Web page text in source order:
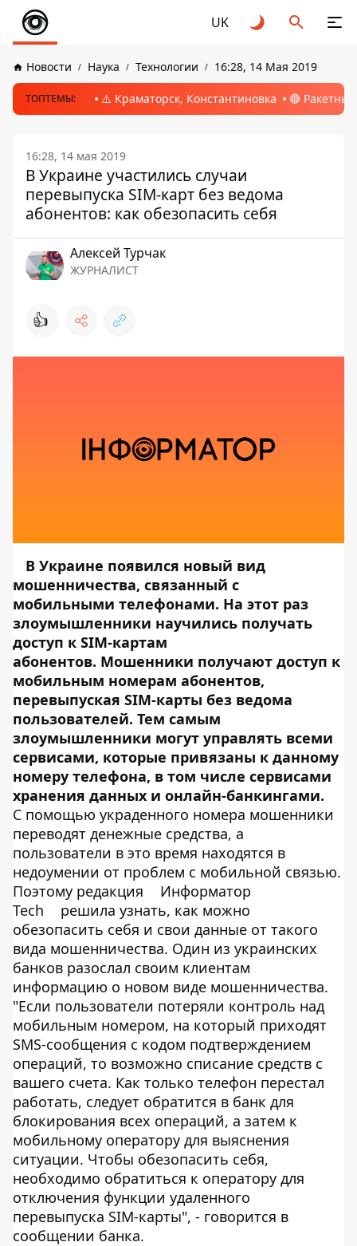
UK
Новости Наука Технологии 16:28, 14 Мая 2019
ТОПТЕМЫ: ⚠️ Краматорск, Константиновка 🔴
16:28, 14 мая 2019
В Украине участились случаи
перевыпуска SIM-карт без ведома
абонентов: как обезопасить себя
Алексей Турчак
ЖУРНАЛИСТ
👍
В Украине появился новый вид
мошенничества, связанный с
мобильными телефонами. На этот раз
злоумышленники научились получать
доступ к SIM-картам
абонентов. Мошенники получают доступ к
мобильным номерам абонентов,
перевыпуская SIM-карты без ведома
пользователей. Тем самым
злоумышленники могут управлять всеми
сервисами, которые привязаны к данному
номеру телефона, в том числе сервисами
хранения данных и онлайн-банкингами.
С помощью украденного номера мошенники
переводят денежные средства, а
пользователи в это время находятся в
недоумении от проблем с мобильной связью.
Поэтому редакция
Информатор
Tech
решила узнать, как можно
обезопасить себя и свои данные от такого
вида мошенничества. Один из украинских
банков разослал своим клиентам
информацию о новом виде мошенничества.
"Если пользователи потеряли контроль над
мобильным номером, на который приходят
SMS-сообщения с кодом подтверждением
операций, то возможно списание средств с
вашего счета. Как только телефон перестал
работать, следует обратится в банк для
блокирования всех операций, а затем к
мобильному оператору для выяснения
ситуации. Чтобы обезопасить себя,
необходимо обратиться к оператору для
отключения функции удаленного
перевыпуска SIM-карты", - говорится в
сообщении банка.